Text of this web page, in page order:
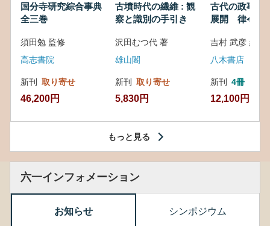
国分寺研究綜合事典
全三巻
須田勉 監修
高志書院
新刊 取り寄せ
46,200円
古墳時代の繊維 : 観
察と識別の手引き
沢田むつ代 著
雄山閣
新刊 取り寄せ
5,830円
古代の政事と
展開 律令・
吉村 武彦 編集
八木書店
新刊 4冊
12,100円
もっと見る
六一インフォメーション
お知らせ シンポジウム